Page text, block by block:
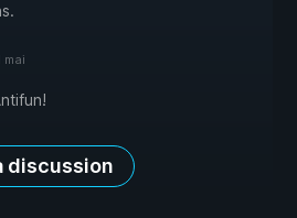
mai
discussion